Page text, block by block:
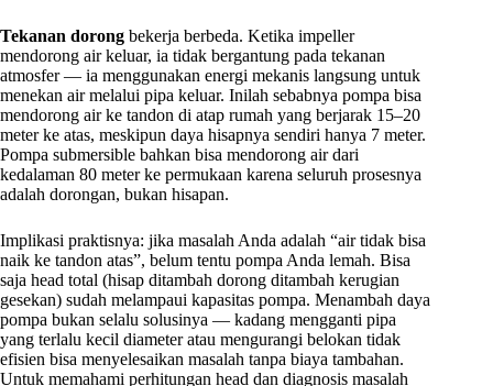
Tekanan dorong bekerja berbeda. Ketika impeller
mendorong air keluar, ia tidak bergantung pada tekanan
atmosfer — ia menggunakan energi mekanis langsung untuk
menekan air melalui pipa keluar. Inilah sebabnya pompa bisa
mendorong air ke tandon di atap rumah yang berjarak 15–20
meter ke atas, meskipun daya hisapnya sendiri hanya 7 meter.
Pompa submersible bahkan bisa mendorong air dari
kedalaman 80 meter ke permukaan karena seluruh prosesnya
adalah dorongan, bukan hisapan.
Implikasi praktisnya: jika masalah Anda adalah “air tidak bisa
naik ke tandon atas”, belum tentu pompa Anda lemah. Bisa
saja head total (hisap ditambah dorong ditambah kerugian
gesekan) sudah melampaui kapasitas pompa. Menambah daya
pompa bukan selalu solusinya — kadang mengganti pipa
yang terlalu kecil diameter atau mengurangi belokan tidak
efisien bisa menyelesaikan masalah tanpa biaya tambahan.
Untuk memahami perhitungan head dan diagnosis masalah